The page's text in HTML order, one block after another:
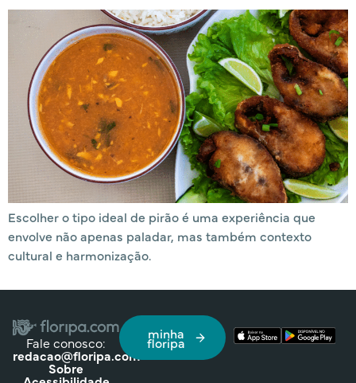
Escolher o tipo ideal de pirão é uma experiência que
envolve não apenas paladar, mas também contexto
cultural e harmonização.
Fale conosco:
redacao@floripa.com
Sobre
minha
floripa